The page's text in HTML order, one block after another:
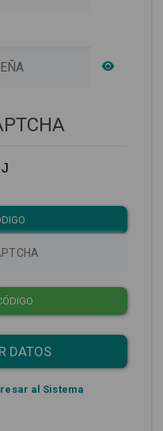
DATOS
al Sistema